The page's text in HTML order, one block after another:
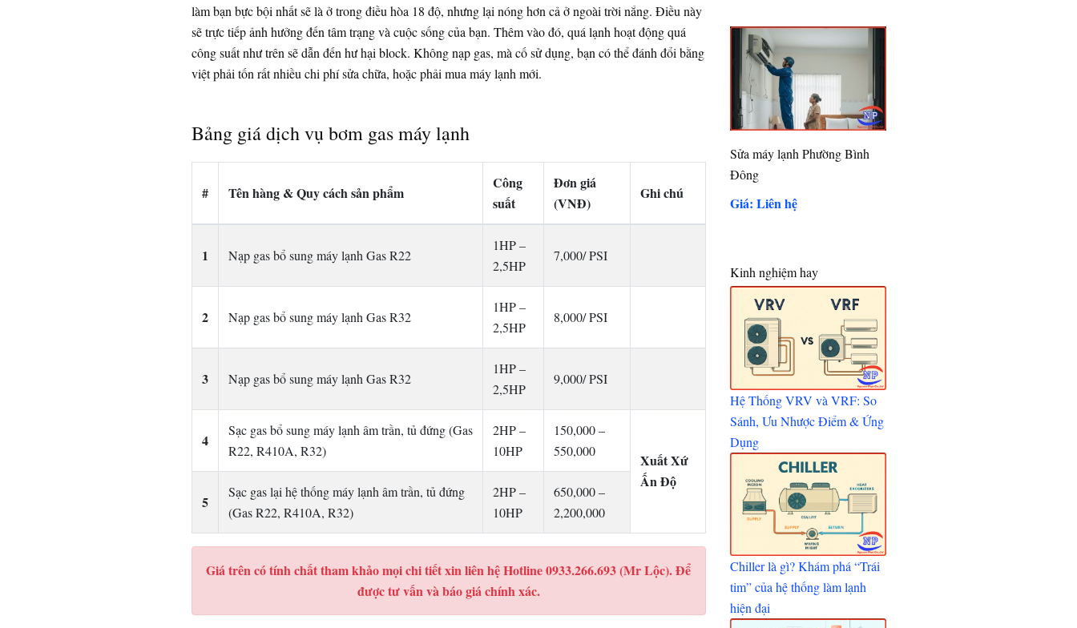
làm bạn bực bội nhất sẽ là ở trong điều hòa 18 độ, nhưng lại nóng hơn cả ở ngoài trời nắng. Điều này
sẽ trực tiếp ảnh hưởng đến tâm trạng và cuộc sống của bạn. Thêm vào đó, quá lạnh hoạt động quá
công suất như trên sẽ dẫn đến hư hại block. Không nạp gas, mà cố sử dụng, bạn có thể đánh đổi bằng
việt phải tốn rất nhiều chi phí sửa chữa, hoặc phải mua máy lạnh mới.
Bảng giá dịch vụ bơm gas máy lạnh
# Tên hàng & Quy cách sản phẩm
Công
suất
Đơn giá
(VNĐ)
Ghi chú
1 Nạp gas bổ sung máy lạnh Gas R22
1HP –
2,5HP
7,000/ PSI
2 Nạp gas bổ sung máy lạnh Gas R32
1HP –
2,5HP
8,000/ PSI
3 Nạp gas bổ sung máy lạnh Gas R32
1HP –
2,5HP
9,000/ PSI
4
Sạc gas bổ sung máy lạnh âm trần, tủ đứng (Gas
R22, R410A, R32)
2HP –
10HP
150,000 –
550,000
Xuất Xứ
Ấn Độ
5
Sạc gas lại hệ thống máy lạnh âm trần, tủ đứng
(Gas R22, R410A, R32)
2HP –
10HP
650,000 –
2,200,000
Giá trên có tính chất tham khảo mọi chi tiết xin liên hệ Hotline 0933.266.693 (Mr Lộc). Để
được tư vấn và báo giá chính xác.
Sửa máy lạnh Phường Bình
Đông
Giá: Liên hệ
Kinh nghiệm hay
Hệ Thống VRV và VRF: So
Sánh, Ưu Nhược Điểm & Ứng
Dụng
Chiller là gì? Khám phá “Trái
tim” của hệ thống làm lạnh
hiện đại